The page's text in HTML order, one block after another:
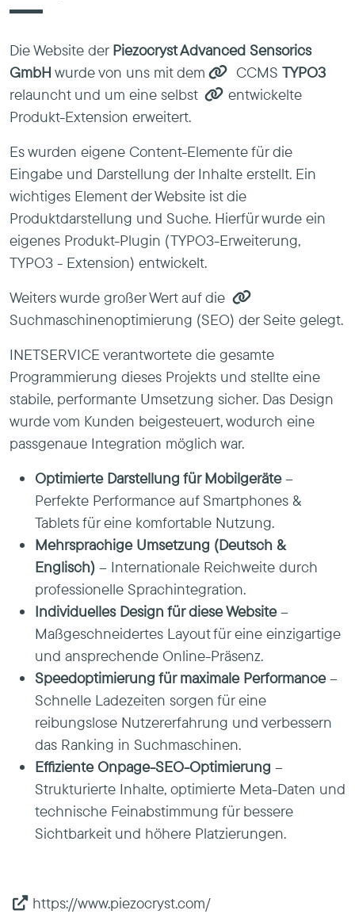
Die Website der Piezocryst Advanced Sensorics
GmbH wurde von uns mit dem CCMS TYPO3
relauncht und um eine selbst
entwickelte
Produkt-Extension erweitert.
Es wurden eigene Content-Elemente für die
Eingabe und Darstellung der Inhalte erstellt. Ein
wichtiges Element der Website ist die
Produktdarstellung und Suche. Hierfür wurde ein
eigenes Produkt-Plugin (TYPO3-Erweiterung,
TYPO3 - Extension) entwickelt.
Weiters wurde großer Wert auf die
Suchmaschinenoptimierung (SEO) der Seite gelegt.
INETSERVICE verantwortete die gesamte
Programmierung dieses Projekts und stellte eine
stabile, performante Umsetzung sicher. Das Design
wurde vom Kunden beigesteuert, wodurch eine
passgenaue Integration möglich war.
Optimierte Darstellung für Mobilgeräte–
Perfekte Performance auf Smartphones &
Tablets für eine komfortable Nutzung.
Mehrsprachige Umsetzung (Deutsch &
Englisch) – Internationale Reichweite durch
professionelle Sprachintegration.
Individuelles Design für diese Website–
Maßgeschneidertes Layout für eine einzigartige
und ansprechende Online-Präsenz.
Speedoptimierung für maximale Performance–
Schnelle Ladezeiten sorgen für eine
reibungslose Nutzererfahrung und verbessern
das Ranking in Suchmaschinen.
Effiziente Onpage-SEO-Optimierung –
Strukturierte Inhalte, optimierte Meta-Daten und
technische Feinabstimmung für bessere
Sichtbarkeit und höhere Platzierungen.
https://www.piezocryst.com/